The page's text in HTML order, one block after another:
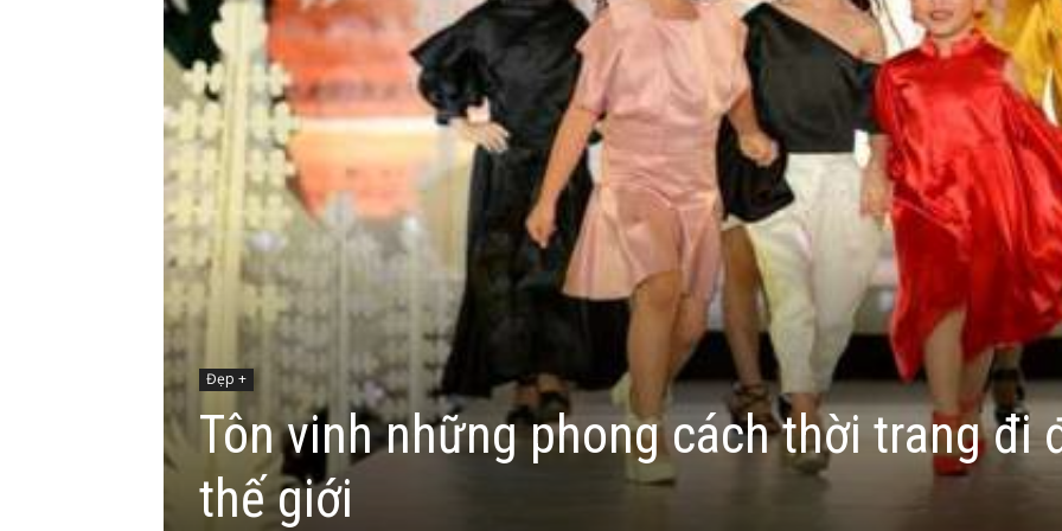
Đẹp +
Tôn vinh những phong cách thời trang đi
thế giới